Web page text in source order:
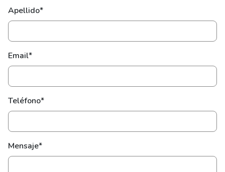
Apellido*
Email*
Teléfono*
Mensaje*